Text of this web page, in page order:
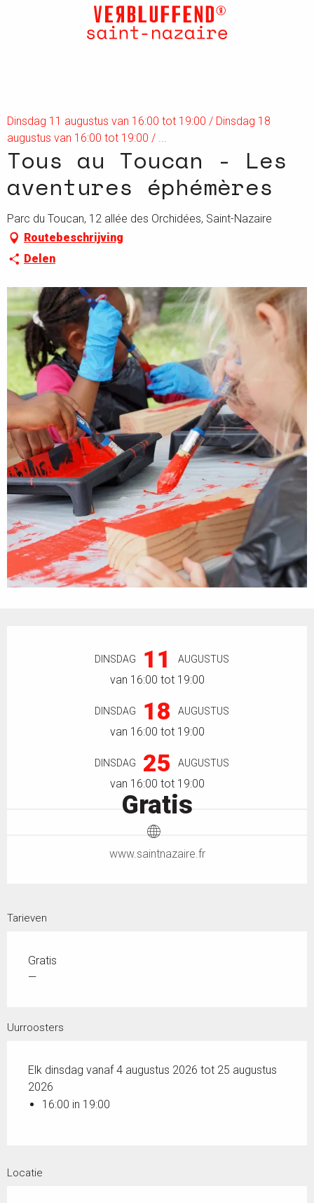
Dinsdag 11 augustus van 16:00 tot 19:00 / Dinsdag 18
augustus van 16:00 tot 19:00 / ...
Tous au Toucan - Les
aventures éphémères
Parc du Toucan, 12 allée des Orchidées, Saint-Nazaire
Routebeschrijving
Delen
DINSDAG 11 AUGUSTUS
van 16:00 tot 19:00
DINSDAG 18 AUGUSTUS
van 16:00 tot 19:00
DINSDAG 25 AUGUSTUS
van 16:00 tot 19:00
Gratis
www.saintnazaire.fr
Tarieven
Gratis
—
Uurroosters
Elk dinsdag vanaf 4 augustus 2026 tot 25 augustus
2026
16:00 in 19:00
Locatie